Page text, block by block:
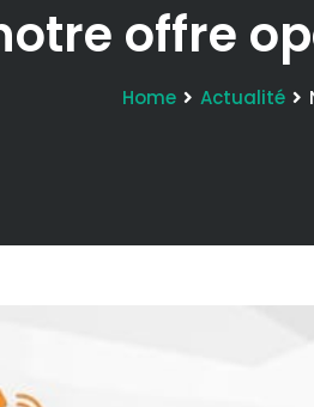
offre
Home Actualité